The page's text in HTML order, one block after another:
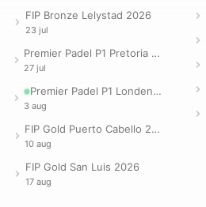
FIP Bronze Lelystad 2026
23 jul
Premier Padel P1 Pretoria 2026
27 jul
Premier Padel P1 Londen 2026
3 aug
FIP Gold Puerto Cabello 2026
10 aug
FIP Gold San Luis 2026
17 aug